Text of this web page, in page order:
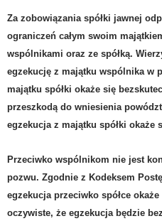
Za zobowiązania spółki jawnej
ograniczeń całym swoim
wspólnikami oraz ze spółką. W
egzekucję z majątku wspólnika w
majątku spółki okaże się
przeszkodą do wniesienia
egzekucja z majątku spółki okaże
Przeciwko wspólnikom nie jest
pozwu. Zgodnie z Kodeksem
egzekucja przeciwko spółce
oczywiste, że egzekucja będzie